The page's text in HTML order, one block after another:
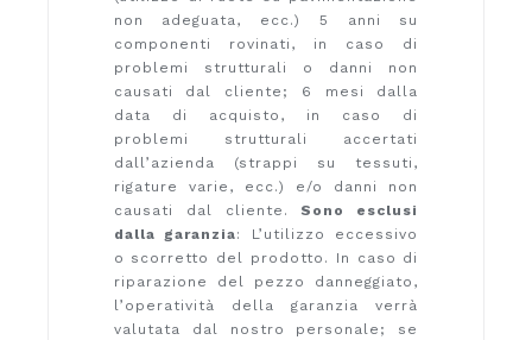
non adeguata, ecc.) 5 anni su
componenti rovinati, in caso di
problemi strutturali o danni non
causati dal cliente; 6 mesi dalla
data di acquisto, in caso di
problemi strutturali accertati
dall’azienda (strappi su tessuti,
rigature varie, ecc.) e/o danni non
causati dal cliente. Sono esclusi
dalla garanzia: L’utilizzo eccessivo
o scorretto del prodotto. In caso di
riparazione del pezzo danneggiato,
l’operatività della garanzia verrà
valutata dal nostro personale; se